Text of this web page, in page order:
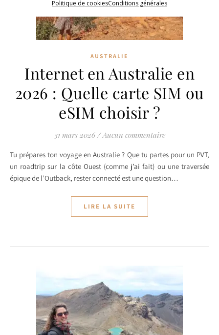
Politique de cookiesConditions générales
AUSTRALIE
Internet en Australie en
2026 : Quelle carte SIM ou
eSIM choisir ?
31 mars 2026 / Aucun commentaire
Tu prépares ton voyage en Australie ? Que tu partes pour un PVT,
un roadtrip sur la côte Ouest (comme j’ai fait) ou une traversée
épique de l’Outback, rester connecté est une question…
LIRE LA SUITE